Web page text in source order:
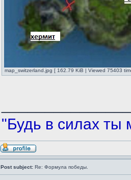
map_switzerland.jpg [ 162.79 KiB | Viewed 75403
"Будь в силах ты
Post subject: Re: Формула победы.